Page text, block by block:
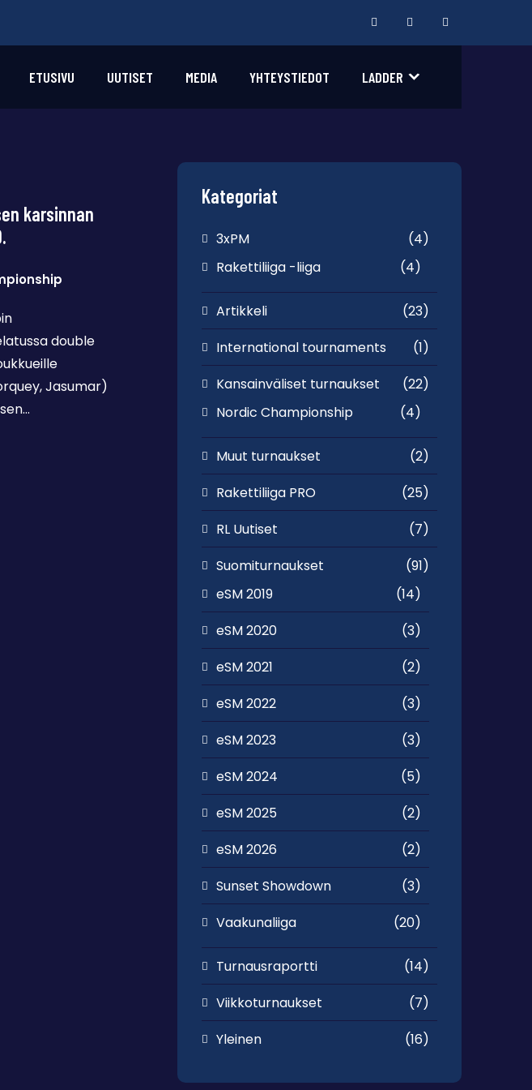
ETUSIVU UUTISET MEDIA YHTEYSTIEDOT LADDER
karsinnan
double
Jasumar)
Kategoriat
3xPM
(4)
Rakettiliiga -liiga
(4)
Artikkeli
(23)
International tournaments
(1)
Kansainväliset turnaukset
(22)
Nordic Championship
(4)
Muut turnaukset
(2)
Rakettiliiga PRO
(25)
RL Uutiset
(7)
Suomiturnaukset
(91)
eSM 2019
(14)
eSM 2020
(3)
eSM 2021
(2)
eSM 2022
(3)
eSM 2023
(3)
eSM 2024
(5)
eSM 2025
(2)
eSM 2026
(2)
Sunset Showdown
(3)
Vaakunaliiga
(20)
Turnausraportti
(14)
Viikkoturnaukset
(7)
Yleinen
(16)